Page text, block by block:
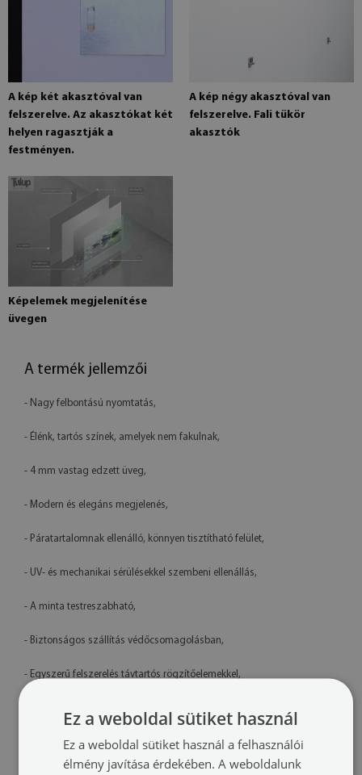
A kép két akasztóval van
felszerelve. Az akasztókat két
helyen ragasztják a
festményen.
A kép négy akasztóval van
felszerelve. Fali tükör
akasztók
Képelemek megjelenítése
üvegen
A termék jellemzői
- Nagy felbontású nyomtatás,
- Élénk, tartós színek, amelyek nem fakulnak,
- 4 mm vastag edzett üveg,
- Modern és elegáns megjelenés,
- Páratartalomnak ellenálló, könnyen tisztítható felület,
- UV- és mechanikai sérülésekkel szembeni ellenállás,
- A minta testreszabható,
- Biztonságos szállítás védőcsomagolásban,
- Egyszerű felszerelés távtartós rögzítőelemekkel,
Műszaki adatok
Ez a weboldal sütiket használ
Ez a weboldal sütiket használ a felhasználói
élmény javítása érdekében. A weboldalunk